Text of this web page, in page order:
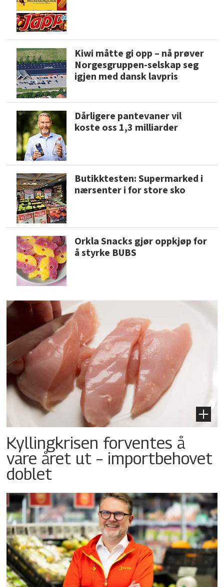
Kiwi måtte gi opp – nå prøver
Norgesgruppen-selskap seg
igjen med dansk lavpris
Dårligere pantevaner vil
koste oss 1,3 milliarder
Butikktesten: Supermarked i
nærsenter i for store sko
Orkla Snacks gjør oppkjøp for
å styrke BUBS
Kyllingkrisen forventes å
vare året ut – importbehovet
doblet